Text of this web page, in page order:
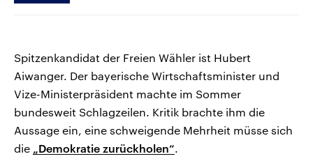
Spitzenkandidat der Freien Wähler ist Hubert
Aiwanger. Der bayerische Wirtschaftsminister und
Vize-Ministerpräsident machte im Sommer
bundesweit Schlagzeilen. Kritik brachte ihm die
Aussage ein, eine schweigende Mehrheit müsse sich
die
„Demokratie zurückholen“